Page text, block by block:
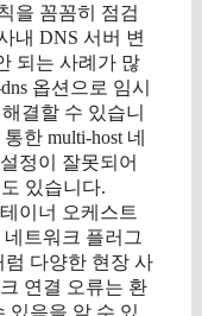
을 꼼꼼히 점검
내 DNS 서버 변
되는 사례가 많
옵션으로 임시
결할 수 있습니
한 multi-host 네
정이 잘못되어
있습니다.
이너 오케스트
네트워크 플러그
다양한 현장 사
연결 오류는 환
있음을 알 수 있